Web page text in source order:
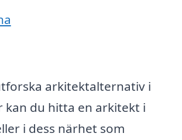
arkitektalternativ i
kan du hitta en arkitekt i
i dess närhet som